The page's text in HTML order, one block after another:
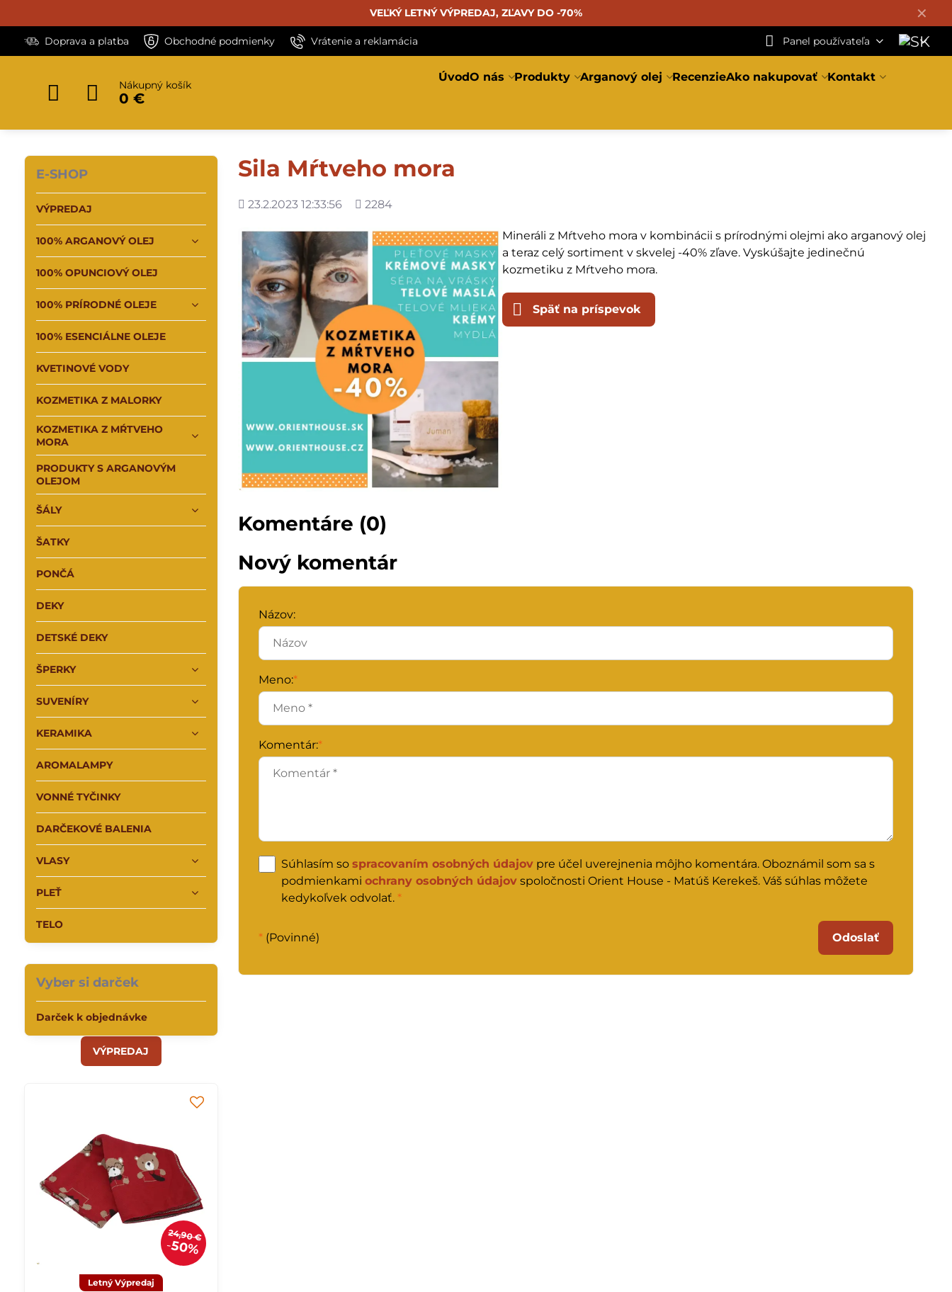
✕
VEĽKÝ LETNÝ VÝPREDAJ, ZĽAVY DO -70%
Doprava a platba Obchodné podmienky Vrátenie a reklamácia Panel používateľa
Nákupný košík
0 €
ÚvodO nás Produkty Arganový olej RecenzieAko nakupovať Kontakt
Sila Mŕtveho mora
Pridané
23.2.2023 12:33:56
Počet
2284
Mineráli z Mŕtveho mora v kombinácii s prírodnými olejmi ako arganový olej
a teraz celý sortiment v skvelej -40% zľave. Vyskúšajte jedinečnú
kozmetiku z Mŕtveho mora.
Späť na príspevok
Komentáre (0)
Nový komentár
Názov:
Meno:*
Komentár:*
Súhlasím sospracovaním osobných údajov pre účel uverejnenia môjho komentára. Oboznámil som sa s
podmienkamiochrany osobných údajov spoločnosti Orient House - Matúš Kerekeš. Váš súhlas môžete
kedykoľvek odvolať.*
* (Povinné) Odoslať
E-SHOP
VÝPREDAJ
100% ARGANOVÝ OLEJ
100% OPUNCIOVÝ OLEJ
100% PRÍRODNÉ OLEJE
100% ESENCIÁLNE OLEJE
KVETINOVÉ VODY
KOZMETIKA Z MALORKY
KOZMETIKA Z MŔTVEHO
MORA
PRODUKTY S ARGANOVÝM
OLEJOM
ŠÁLY
ŠATKY
PONČÁ
DEKY
DETSKÉ DEKY
ŠPERKY
SUVENÍRY
KERAMIKA
AROMALAMPY
VONNÉ TYČINKY
DARČEKOVÉ BALENIA
VLASY
PLEŤ
TELO
Vyber si darček
Darček k objednávke
VÝPREDAJ
24,90 €
50%
Letný Výpredaj